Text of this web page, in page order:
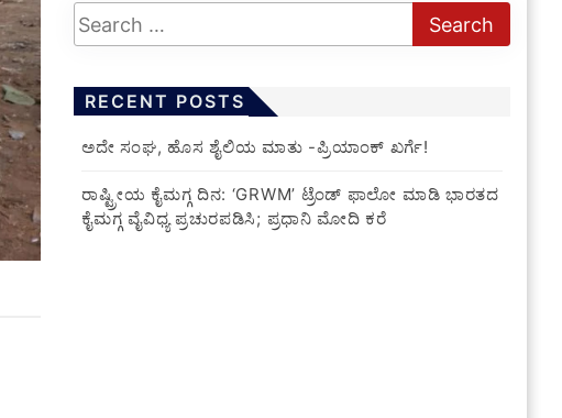
RECENT POSTS
ಅದೇ ಸಂಘ, ಹೊಸ ಶೈಲಿಯ ಮಾತು -ಪ್ರಿಯಾಂಕ್ ಖರ್ಗೆ!
ರಾಷ್ಟ್ರೀಯ ಕೈಮಗ್ಗ ದಿನ: ‘GRWM’ ಟ್ರೆಂಡ್ ಫಾಲೋ ಮಾಡಿ ಭಾರತದ
ಕೈಮಗ್ಗ ವೈವಿಧ್ಯ ಪ್ರಚುರಪಡಿಸಿ; ಪ್ರಧಾನಿ ಮೋದಿ ಕರೆ